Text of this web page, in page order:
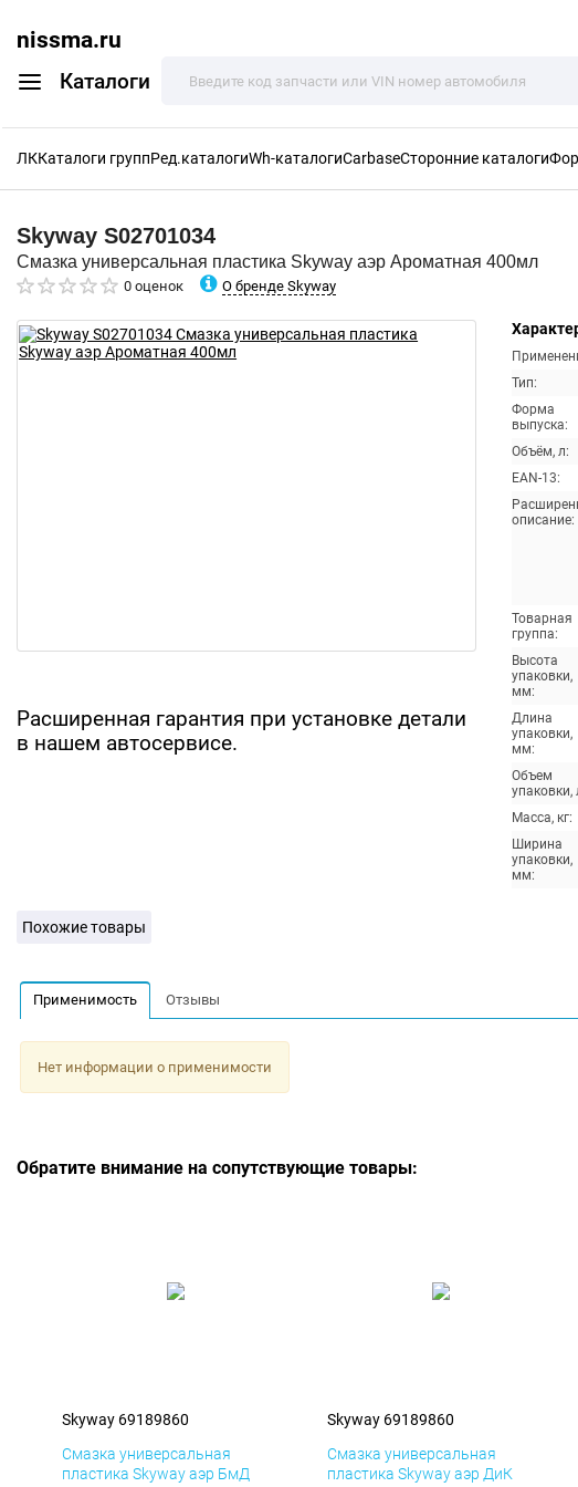
nissma.ru
Каталоги
ЛККаталоги группРед.каталогиWh-каталогиCarbaseСторонние каталоги
Skyway S02701034
Смазка универсальная пластика Skyway аэр Ароматная 400мл
0 оценок О бренде Skyway
Расширенная гарантия при установке детали
в нашем автосервисе.
Тип:
Форма
выпуска:
Объём, л:
EAN-13:
описание:
Товарная
группа:
Высота
упаковки,
мм:
Длина
упаковки,
мм:
Объем
упаковки,
Масса, кг:
Ширина
упаковки,
мм:
Похожие товары
Применимость Отзывы
Нет информации о применимости
Обратите внимание на сопутствующие товары:
Skyway 69189860
Смазка универсальная
пластика Skyway аэр БмД
Skyway 69189860
Смазка универсальная
пластика Skyway аэр ДиК